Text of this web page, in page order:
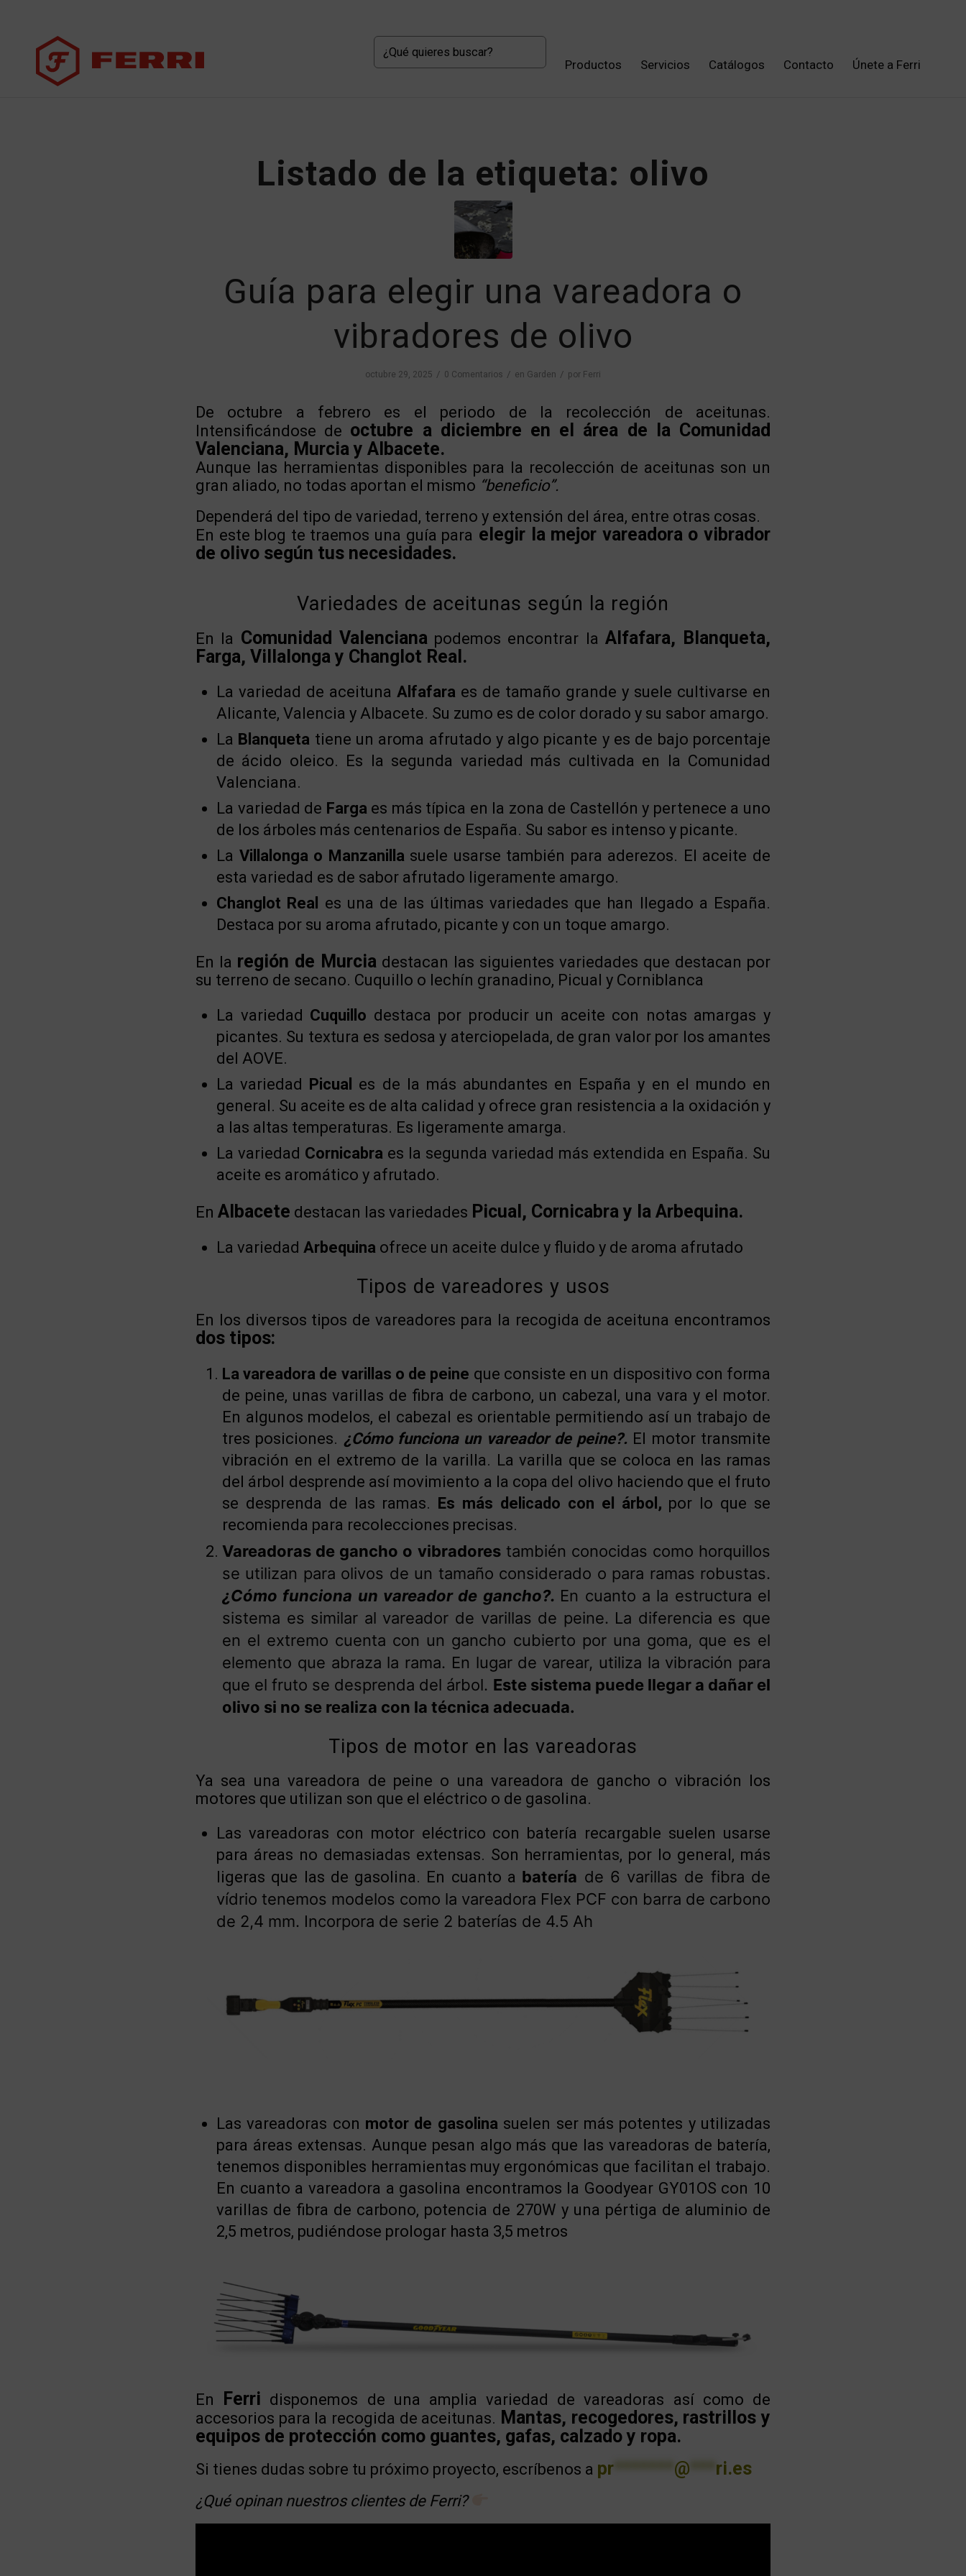
Productos Servicios Catálogos Contacto Únete a Ferri
Listado de la etiqueta: olivo
Guía para elegir una vareadora o
vibradores de olivo
octubre 29, 2025 / 0 Comentarios / en Garden / por Ferri
De octubre a febrero es el periodo de la recolección de aceitunas.
Intensificándose de octubre a diciembre en el área de la Comunidad
Valenciana, Murcia y Albacete.
Aunque las herramientas disponibles para la recolección de aceitunas son un
gran aliado, no todas aportan el mismo “beneficio”.
Dependerá del tipo de variedad, terreno y extensión del área, entre otras cosas.
En este blog te traemos una guía para elegir la mejor vareadora o vibrador
de olivo según tus necesidades.
Variedades de aceitunas según la región
En la Comunidad Valenciana podemos encontrar la Alfafara, Blanqueta,
Farga, Villalonga y Changlot Real.
La variedad de aceituna Alfafara es de tamaño grande y suele cultivarse en
Alicante, Valencia y Albacete. Su zumo es de color dorado y su sabor amargo.
La Blanqueta tiene un aroma afrutado y algo picante y es de bajo porcentaje
de ácido oleico. Es la segunda variedad más cultivada en la Comunidad
Valenciana.
La variedad de Farga es más típica en la zona de Castellón y pertenece a uno
de los árboles más centenarios de España. Su sabor es intenso y picante.
La Villalonga o Manzanilla suele usarse también para aderezos. El aceite de
esta variedad es de sabor afrutado ligeramente amargo.
Changlot Real
es una de las últimas variedades que han llegado a España.
Destaca por su aroma afrutado, picante y con un toque amargo.
En la región de Murcia destacan las siguientes variedades que destacan por
su terreno de secano. Cuquillo o lechín granadino, Picual y Corniblanca
La variedad Cuquillo destaca por producir un aceite con notas amargas y
picantes. Su textura es sedosa y aterciopelada, de gran valor por los amantes
del AOVE.
La variedad Picual
es de la más abundantes en España y en el mundo en
general. Su aceite es de alta calidad y ofrece gran resistencia a la oxidación y
a las altas temperaturas. Es ligeramente amarga.
La variedad Cornicabra es la segunda variedad más extendida en España. Su
aceite es aromático y afrutado.
En Albacete destacan las variedades Picual, Cornicabra y la Arbequina.
La variedad Arbequina ofrece un aceite dulce y fluido y de aroma afrutado
Tipos de vareadores y usos
En los diversos tipos de vareadores para la recogida de aceituna encontramos
dos tipos:
La vareadora de varillas o de peine que consiste en un dispositivo con forma
de peine, unas varillas de fibra de carbono, un cabezal, una vara y el motor.
En algunos modelos, el cabezal es orientable permitiendo así un trabajo de
tres posiciones. ¿Cómo funciona un vareador de peine?. El motor transmite
vibración en el extremo de la varilla. La varilla que se coloca en las ramas
del árbol desprende así movimiento a la copa del olivo haciendo que el fruto
se desprenda de las ramas. Es más delicado con el árbol, por lo que se
recomienda para recolecciones precisas.
Vareadoras de gancho o vibradorestambién conocidas como horquillos
se utilizan para olivos de un tamaño considerado o para ramas robustas.
¿Cómo funciona un vareador de gancho?. En cuanto a la estructura el
sistema es similar al vareador de varillas de peine. La diferencia es que
en el extremo cuenta con un gancho cubierto por una goma, que es el
elemento que abraza la rama. En lugar de varear, utiliza la vibración para
que el fruto se desprenda del árbol. Este sistema puede llegar a dañar el
olivo si no se realiza con la técnica adecuada.
Tipos de motor en las vareadoras
Ya sea una vareadora de peine o una vareadora de gancho o vibración los
motores que utilizan son que el eléctrico o de gasolina.
Las vareadoras con motor eléctrico con batería recargable suelen usarse
para áreas no demasiadas extensas. Son herramientas, por lo general, más
ligeras que las de gasolina. En cuanto a batería de 6 varillas de fibra de
vídrio tenemos modelos como la vareadora Flex PCF con barra de carbono
de 2,4 mm. Incorpora de serie 2 baterías de 4.5 Ah
Las vareadoras con motor de gasolina suelen ser más potentes y utilizadas
para áreas extensas. Aunque pesan algo más que las vareadoras de batería,
tenemos disponibles herramientas muy ergonómicas que facilitan el trabajo.
En cuanto a vareadora a gasolina encontramos la Goodyear GY01OS con 10
varillas de fibra de carbono, potencia de 270W y una pértiga de aluminio de
2,5 metros, pudiéndose prologar hasta 3,5 metros
En Ferri disponemos de una amplia variedad de vareadoras así como de
accesorios para la recogida de aceitunas. Mantas, recogedores, rastrillos y
equipos de protección como guantes, gafas, calzado y ropa.
Si tienes dudas sobre tu próximo proyecto, escríbenos a pr ******* @ *** ri.es
¿Qué opinan nuestros clientes de Ferri?